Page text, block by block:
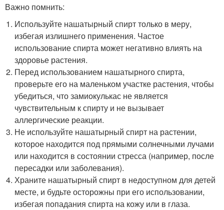
Важно помнить:
Используйте нашатырный спирт только в меру,
избегая излишнего применения. Частое
использование спирта может негативно влиять на
здоровье растения.
Перед использованием нашатырного спирта,
проверьте его на маленьком участке растения, чтобы
убедиться, что замиокулькас не является
чувствительным к спирту и не вызывает
аллергические реакции.
Не используйте нашатырный спирт на растении,
которое находится под прямыми солнечными лучами
или находится в состоянии стресса (например, после
пересадки или заболевания).
Храните нашатырный спирт в недоступном для детей
месте, и будьте осторожны при его использовании,
избегая попадания спирта на кожу или в глаза.